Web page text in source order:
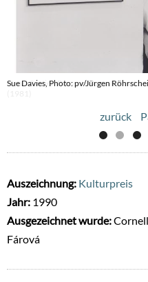
Sue Davies, Photo: pv/Jürgen
zurück
Auszeichnung: Kulturpreis
Jahr: 1990
Ausgezeichnet wurde:
Fárová